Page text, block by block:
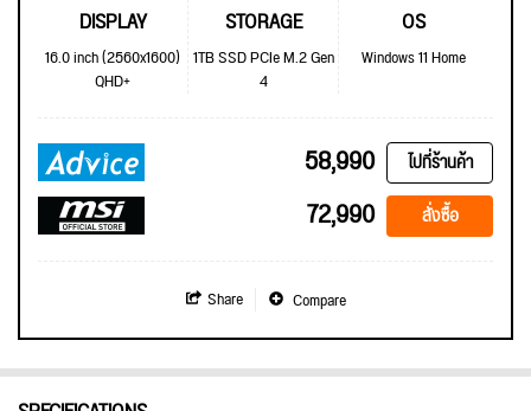
DISPLAY
16.0 inch (2560x1600)
QHD+
STORAGE
1TB SSD PCIe M.2 Gen
4
OS
Windows 11 Home
58,990 ไปที่ร้านค้า
72,990 สั่งซื้อ
Share Compare